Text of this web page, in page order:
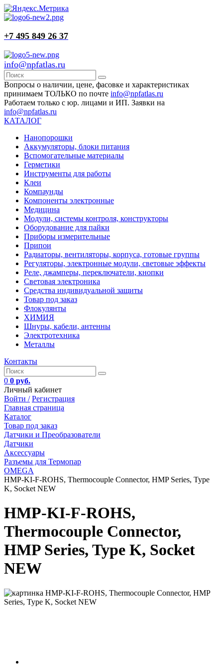
+7 495 849 26 37
info@npfatlas.ru
Вопросы о наличии, цене, фасовке и характеристиках
принимаем ТОЛЬКО по почте info@npfatlas.ru
Работаем только с юр. лицами и ИП. Заявки на
info@npfatlas.ru
КАТАЛОГ
Нанопорошки
Аккумуляторы, блоки питания
Вспомогательные материалы
Герметики
Инструменты для работы
Клеи
Компаунды
Компоненты электронные
Медицина
Модули, системы контроля, конструкторы
Оборудование для пайки
Приборы измерительные
Припои
Радиаторы, вентиляторы, корпуса, готовые группы
Регуляторы, электронные модули, световые эффекты
Реле, джамперы, переключатели, кнопки
Световая электроника
Средства индивидуальной защиты
Товар под заказ
Флокулянты
ХИМИЯ
Шнуры, кабели, антенны
Электротехника
Металлы
Контакты
0 0 руб.
Личный кабинет
Войти / Регистрация
Главная страница
Каталог
Товар под заказ
Датчики и Преобразователи
Датчики
Аксессуары
Разъемы для Термопар
OMEGA
HMP-KI-F-ROHS, Thermocouple Connector, HMP Series, Type
K, Socket NEW
HMP-KI-F-ROHS,
Thermocouple Connector,
HMP Series, Type K, Socket
NEW